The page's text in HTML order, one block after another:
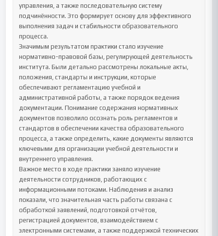
управления, а также последовательную систему
подчинённости. Это формирует основу для эффективного
выполнения задач и стабильности образовательного
процесса.
Значимым результатом практики стало изучение
нормативно-правовой базы, регулирующей деятельность
института. Были детально рассмотрены локальные акты,
положения, стандарты и инструкции, которые
обеспечивают регламентацию учебной и
административной работы, а также порядок ведения
документации. Понимание содержания нормативных
документов позволило осознать роль регламентов и
стандартов в обеспечении качества образовательного
процесса, а также определить, какие документы являются
ключевыми для организации учебной деятельности и
внутреннего управления.
Важное место в ходе практики заняло изучение
деятельности сотрудников, работающих с
информационными потоками. Наблюдения и анализ
показали, что значительная часть работы связана с
обработкой заявлений, подготовкой отчётов,
регистрацией документов, взаимодействием с
электронными системами, а также поддержкой технических